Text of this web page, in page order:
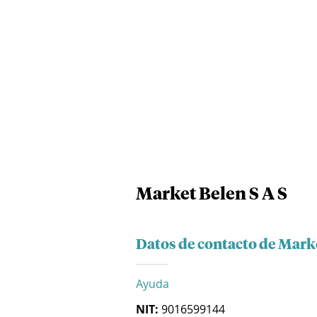
Market Belen S A S
Datos de contacto de
Ayuda
NIT: 9016599144